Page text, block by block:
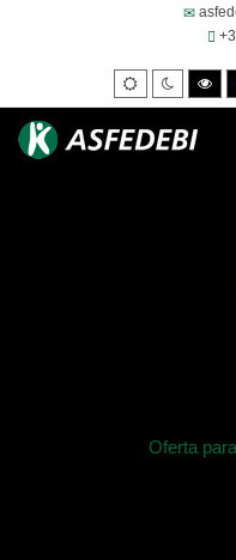
Default
mode
Night
mode
Oferta